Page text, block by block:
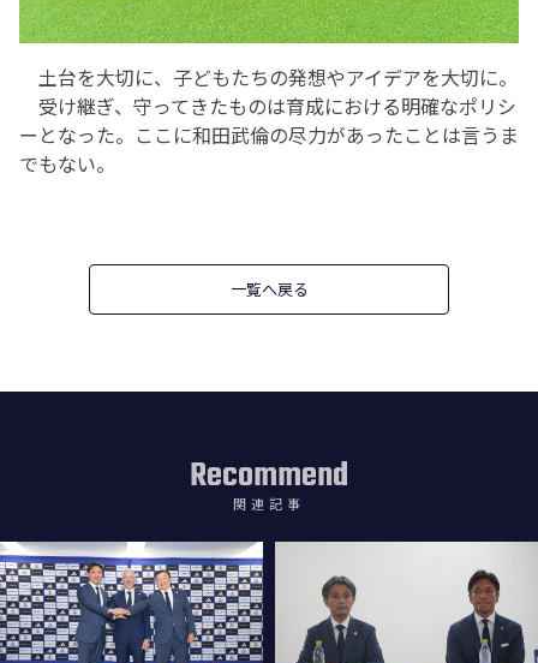
土台を大切に、子どもたちの発想やアイデアを大切に。
受け継ぎ、守ってきたものは育成における明確なポリシ
ーとなった。ここに和田武倫の尽力があったことは言うま
でもない。
一覧へ戻る
Recommend
関連記事